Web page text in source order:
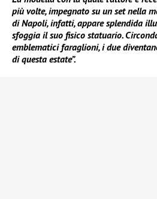
più volte, impegnato su un set nella
di Napoli, infatti, appare splendida
sfoggia il suo fisico statuario.
emblematici faraglioni, i due
di questa estate”.